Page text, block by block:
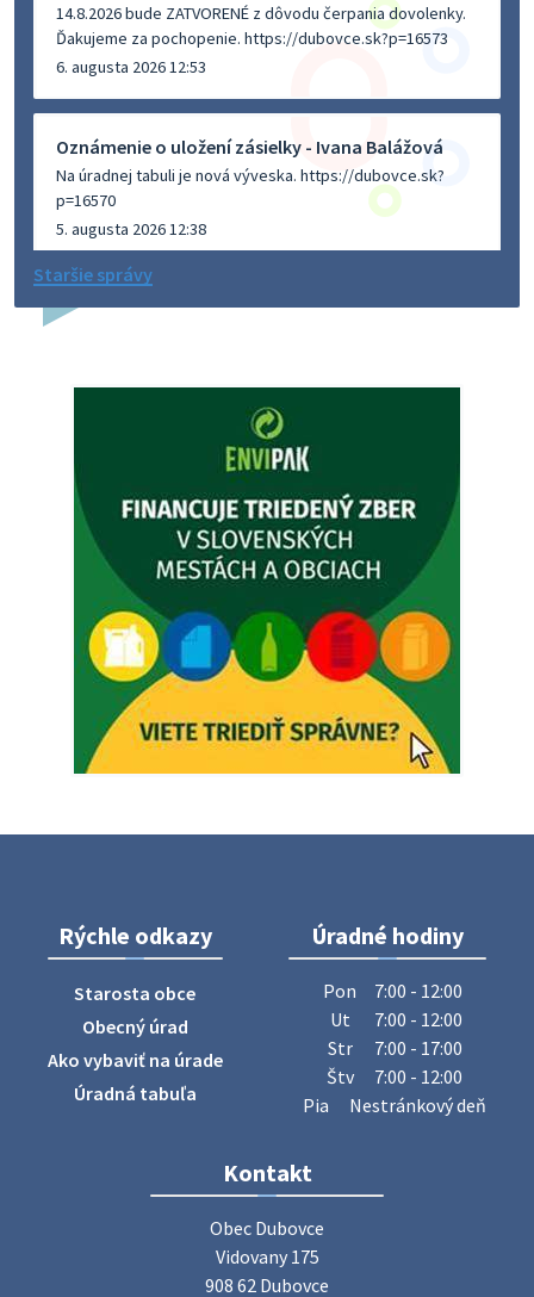
14.8.2026 bude ZATVORENÉ z dôvodu čerpania dovolenky.
Ďakujeme za pochopenie. https://dubovce.sk?p=16573
6. augusta 2026 12:53
Oznámenie o uložení zásielky - Ivana Balážová
Na úradnej tabuli je nová výveska. https://dubovce.sk?
p=16570
5. augusta 2026 12:38
Dovolenka - MUDr. Marián Sivoň
budeZATVORENÁ z dôvodu čerpania dovolenky. Akútne
prípady bude riešiť MUDr.Fisch…
Zajtrajší zvoz odpadu
Vážený občan, zajtra 5. 8. sa bude zvážať komunálny odpad.
4. augusta 2026 15:30
Dnešný zvoz odpadu
Vážený občan, dnes 5. 8. sa zváža komunálny odpad.
5. augusta 2026 05:00
ZBER ŽELEZA
Obecný úrad oznamuje občanom, že v stredu 29. júla 2026
sa v našej obci uskutoční zber železa. Pracovníci Obecného
úradu budú od 8.00 hod. prechádzať obcou a zbierať
železný odpad …
27. júla 2026 06:31
Zájazd do Veľkého Medera
Základná organizácia Únie žien Slovenska Dubovce
srdečne pozýva svoje členky, ich rodinných príslušníkov aj
priateľov na jednodňový zájazd na termálne kúpalisko
Staršie správy
Rýchle odkazy
Starosta obce
Obecný úrad
Ako vybaviť na úrade
Úradná tabuľa
Úradné hodiny
Pon
7:00 - 12:00
Ut
7:00 - 12:00
Str
7:00 - 17:00
Štv
7:00 - 12:00
Pia
Nestránkový deň
Kontakt
Obec Dubovce
Vidovany 175
908 62 Dubovce